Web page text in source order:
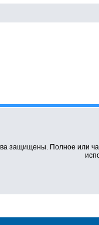
защищены. Полное или